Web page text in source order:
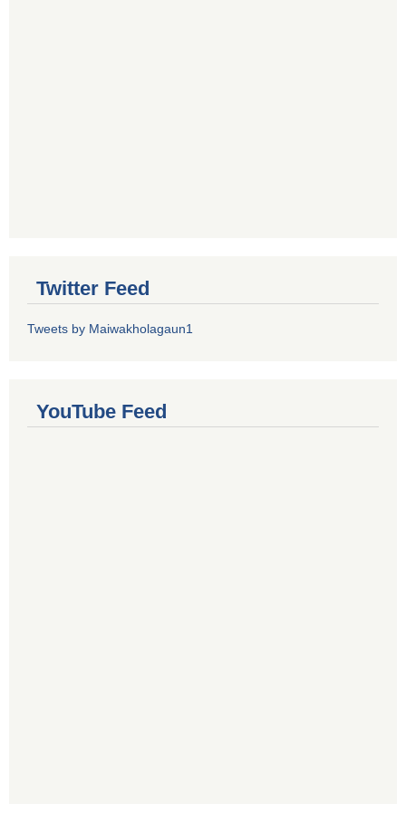
Twitter Feed
Tweets by Maiwakholagaun1
YouTube Feed